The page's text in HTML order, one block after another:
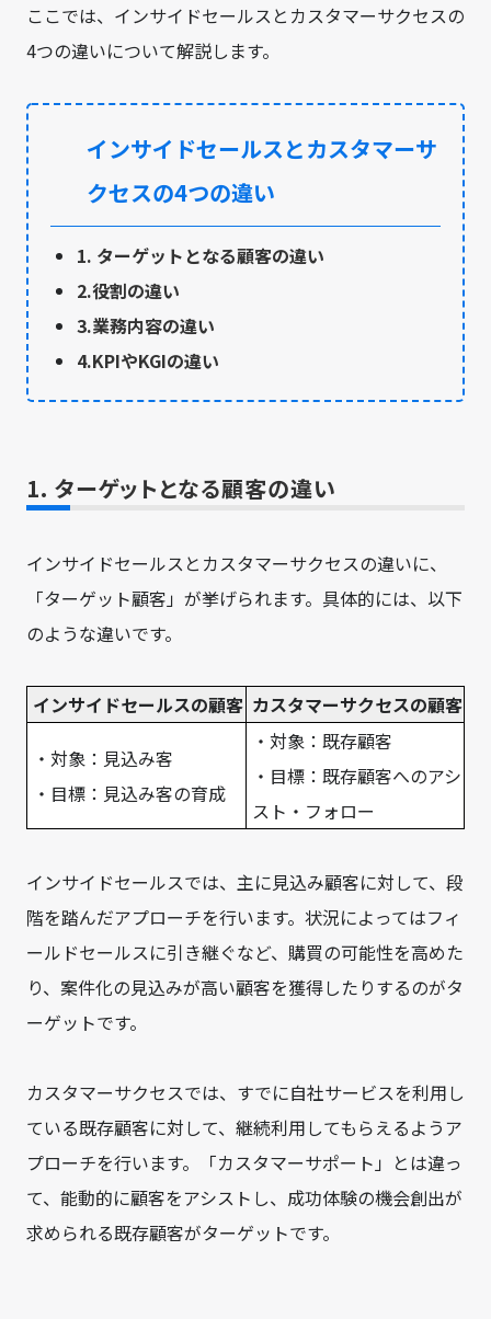
ここでは、インサイドセールスとカスタマーサクセスの
4つの違いについて解説します。
インサイドセールスとカスタマーサ
クセスの4つの違い
1. ターゲットとなる顧客の違い
2.役割の違い
3.業務内容の違い
4.KPIやKGIの違い
1. ターゲットとなる顧客の違い
インサイドセールスとカスタマーサクセスの違いに、
「ターゲット顧客」が挙げられます。具体的には、以下
のような違いです。
インサイドセールスの顧客 カスタマーサクセスの顧客
・対象：見込み客
・目標：見込み客の育成
・対象：既存顧客
・目標：既存顧客へのアシ
スト・フォロー
インサイドセールスでは、主に見込み顧客に対して、段
階を踏んだアプローチを行います。状況によってはフィ
ールドセールスに引き継ぐなど、購買の可能性を高めた
り、案件化の見込みが高い顧客を獲得したりするのがタ
ーゲットです。
カスタマーサクセスでは、すでに自社サービスを利用し
ている既存顧客に対して、継続利用してもらえるようア
プローチを行います。「カスタマーサポート」とは違っ
て、能動的に顧客をアシストし、成功体験の機会創出が
求められる既存顧客がターゲットです。